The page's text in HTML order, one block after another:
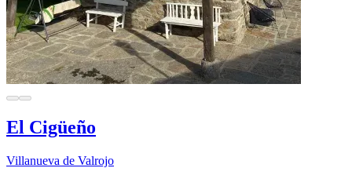
El Cigüeño
Villanueva de Valrojo